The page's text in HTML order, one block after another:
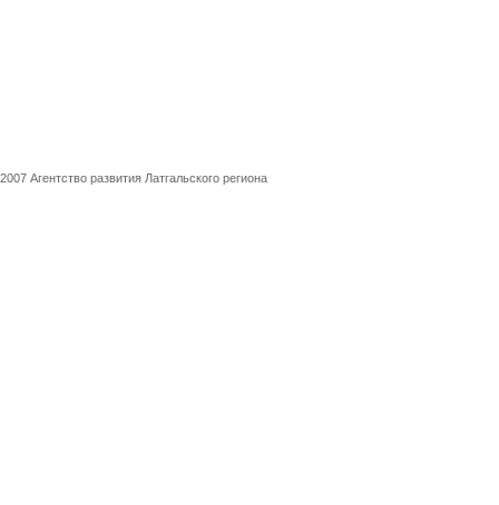
2007 Агентство развития Латгальского региона